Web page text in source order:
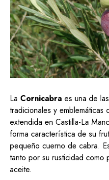
La Cornicabra es una de
tradicionales y emblemáticas
extendida en Castilla-La
forma característica de su
pequeño cuerno de cabra.
tanto por su rusticidad
aceite.